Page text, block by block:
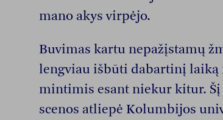
mano akys virpėjo.
Buvimas kartu nepažįstamų
lengviau išbūti dabartinį laiką
mintimis esant niekur kitur.
scenos atliepė Kolumbijos